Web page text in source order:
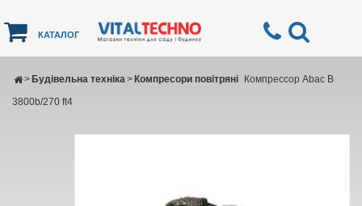
КАТАЛОГ
Будівельна техніка
> Компресори повітряні
>
Компрессор Abac B
3800b/270 ft4